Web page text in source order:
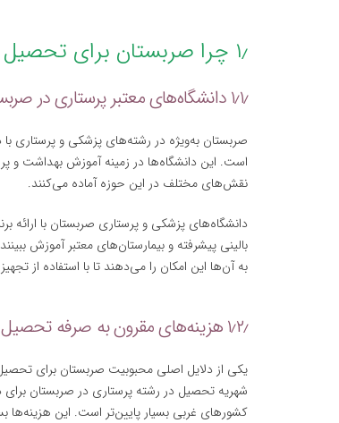
۱٫ چرا صربستان برای تحصیل در رشته پرستاری؟
۱٫۱٫ دانشگاه‌های معتبر پرستاری در صربستان
صربستان به‌ویژه در رشته‌های پزشکی و پرستاری
است. این دانشگاه‌ها در زمینه آموزش بهداشت و
نقش‌های مختلف در این حوزه آماده می‌کنند.
دانشگاه‌های پزشکی و پرستاری صربستان با
بالینی پیشرفته و بیمارستان‌های معتبر آموزش
به آن‌ها این امکان را می‌دهند تا با استفاده از
۱٫۲٫ هزینه‌های مقرون به صرفه تحصیل پرستاری در صربستان
یکی از دلایل اصلی محبوبیت صربستان برای
کشورهای غربی بسیار پایین‌تر است. این